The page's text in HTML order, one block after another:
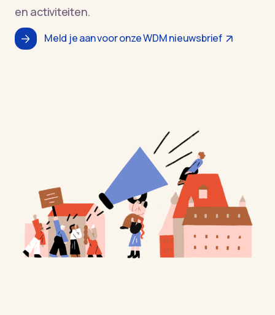
en activiteiten.
Meld je aan voor onze WDM nieuwsbrief